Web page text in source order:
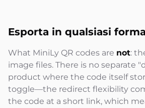
Esporta in qualsiasi
What MiniLy QR codes are not:
image files. There is no separate
product where the code itself
toggle—the redirect flexibility
the code at a short link, which